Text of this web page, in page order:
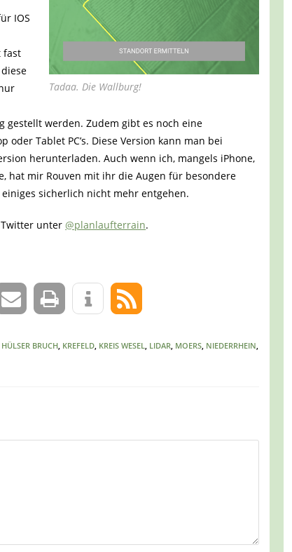
Tadaa. Die Wallburg!
IOS
fast
gestellt werden. Zudem gibt es noch eine
Tablet PC’s. Diese Version kann man bei
herunterladen. Auch wenn ich, mangels iPhone,
hat mir Rouven mit ihr die Augen für besondere
sicherlich nicht mehr entgehen.
unter @planlaufterrain.
HÜLSER BRUCH, KREFELD, KREIS WESEL, LIDAR, MOERS, NIEDERRHEIN,